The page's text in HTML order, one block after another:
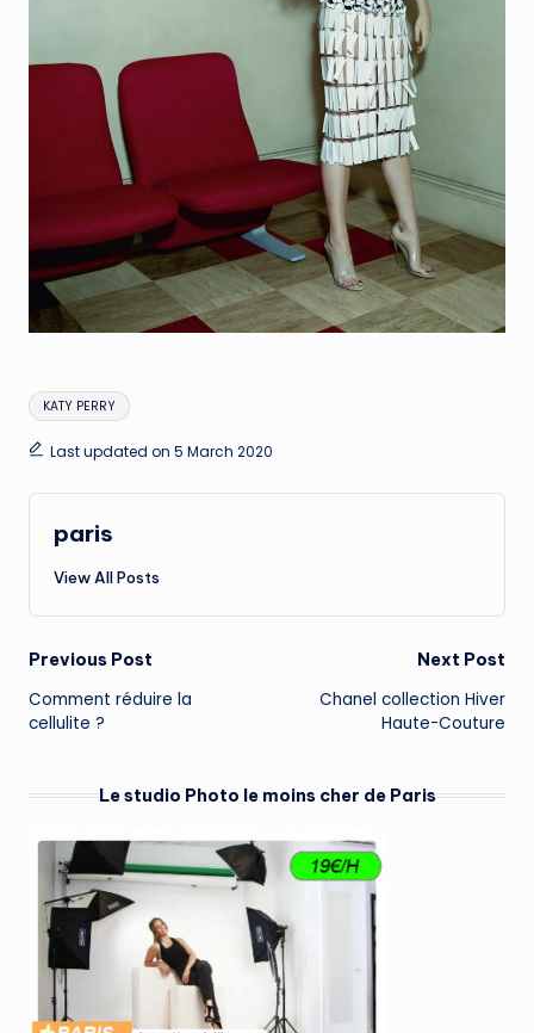
Tags:
KATY PERRY
Last updated on 5 March 2020
paris
View All Posts
Post
navigation
Previous Post
Comment réduire la
cellulite ?
Next Post
Chanel collection Hiver
Haute-Couture
Le studio Photo le moins cher de Paris